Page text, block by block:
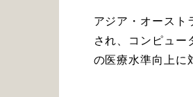
アジア・オースト
され、コンピュ
の医療水準向上に